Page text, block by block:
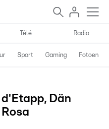
Télé Radio
Sport Gaming Fotoen
Dän